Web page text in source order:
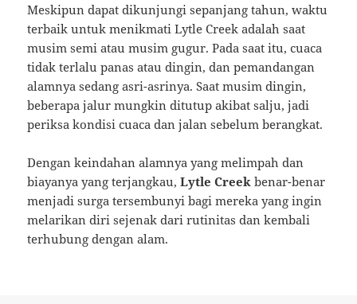
Meskipun dapat dikunjungi sepanjang tahun, waktu
terbaik untuk menikmati Lytle Creek adalah saat
musim semi atau musim gugur. Pada saat itu, cuaca
tidak terlalu panas atau dingin, dan pemandangan
alamnya sedang asri-asrinya. Saat musim dingin,
beberapa jalur mungkin ditutup akibat salju, jadi
periksa kondisi cuaca dan jalan sebelum berangkat.
Dengan keindahan alamnya yang melimpah dan
biayanya yang terjangkau,Lytle Creek benar-benar
menjadi surga tersembunyi bagi mereka yang ingin
melarikan diri sejenak dari rutinitas dan kembali
terhubung dengan alam.